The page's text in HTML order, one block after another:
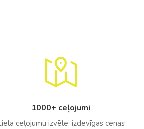
1000+ ceļojumi
ceļojumu izvēle, izdevīgas cenas